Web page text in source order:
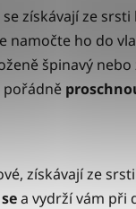
získávají ze
namočte ho do
špinavý
pořádně
získávají ze
sea vydrží vám při